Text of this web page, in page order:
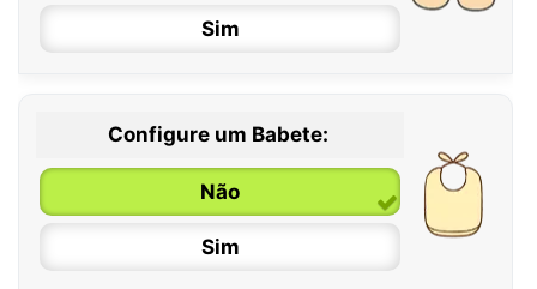
12 / 18 meses
Sim
Configure um Babete:
Não
Sim